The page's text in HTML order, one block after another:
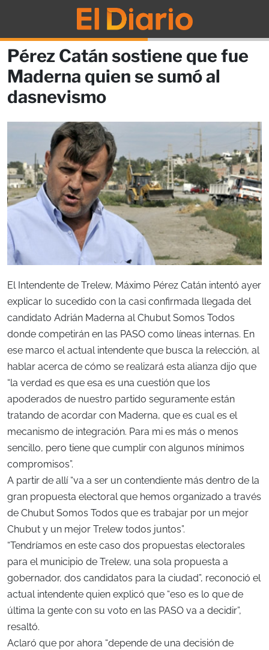
Pérez Catán sostiene que fue
Maderna quien se sumó al
dasnevismo
El Intendente de Trelew, Máximo Pérez Catán intentó ayer
explicar lo sucedido con la casi confirmada llegada del
candidato Adrián Maderna al Chubut Somos Todos
donde competirán en las PASO como líneas internas. En
ese marco el actual intendente que busca la relección, al
hablar acerca de cómo se realizará esta alianza dijo que
“la verdad es que esa es una cuestión que los
apoderados de nuestro partido seguramente están
tratando de acordar con Maderna, que es cual es el
mecanismo de integración. Para mi es más o menos
sencillo, pero tiene que cumplir con algunos mínimos
compromisos”.
A partir de allí “va a ser un contendiente más dentro de la
gran propuesta electoral que hemos organizado a través
de Chubut Somos Todos que es trabajar por un mejor
Chubut y un mejor Trelew todos juntos”.
“Tendríamos en este caso dos propuestas electorales
para el municipio de Trelew, una sola propuesta a
gobernador, dos candidatos para la ciudad”, reconoció el
actual intendente quien explicó que “eso es lo que de
última la gente con su voto en las PASO va a decidir”,
resaltó.
Aclaró que por ahora “depende de una decisión de